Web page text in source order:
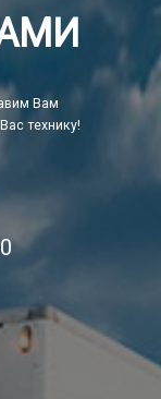
Вам
технику!